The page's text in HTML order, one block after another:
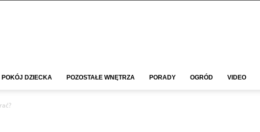
POKÓJ DZIECKA POZOSTAŁE WNĘTRZA PORADY OGRÓD VIDEO